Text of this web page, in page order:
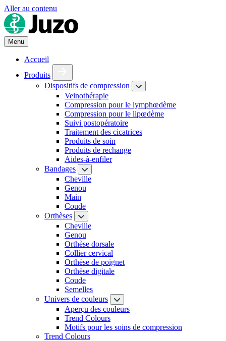
Aller au contenu
Menu
Accueil
Produits
Dispositifs de compression
Veinothérapie
Compression pour le lymphœdème
Compression pour le lipœdème
Suivi postopératoire
Traitement des cicatrices
Produits de soin
Produits de rechange
Aides-à-enfiler
Bandages
Cheville
Genou
Main
Coude
Orthèses
Cheville
Genou
Orthèse dorsale
Collier cervical
Orthèse de poignet
Orthèse digitale
Coude
Semelles
Univers de couleurs
Aperçu des couleurs
Trend Colours
Motifs pour les soins de compression
Trend Colours